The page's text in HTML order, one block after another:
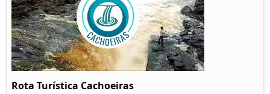
Rota Turística Cachoeiras